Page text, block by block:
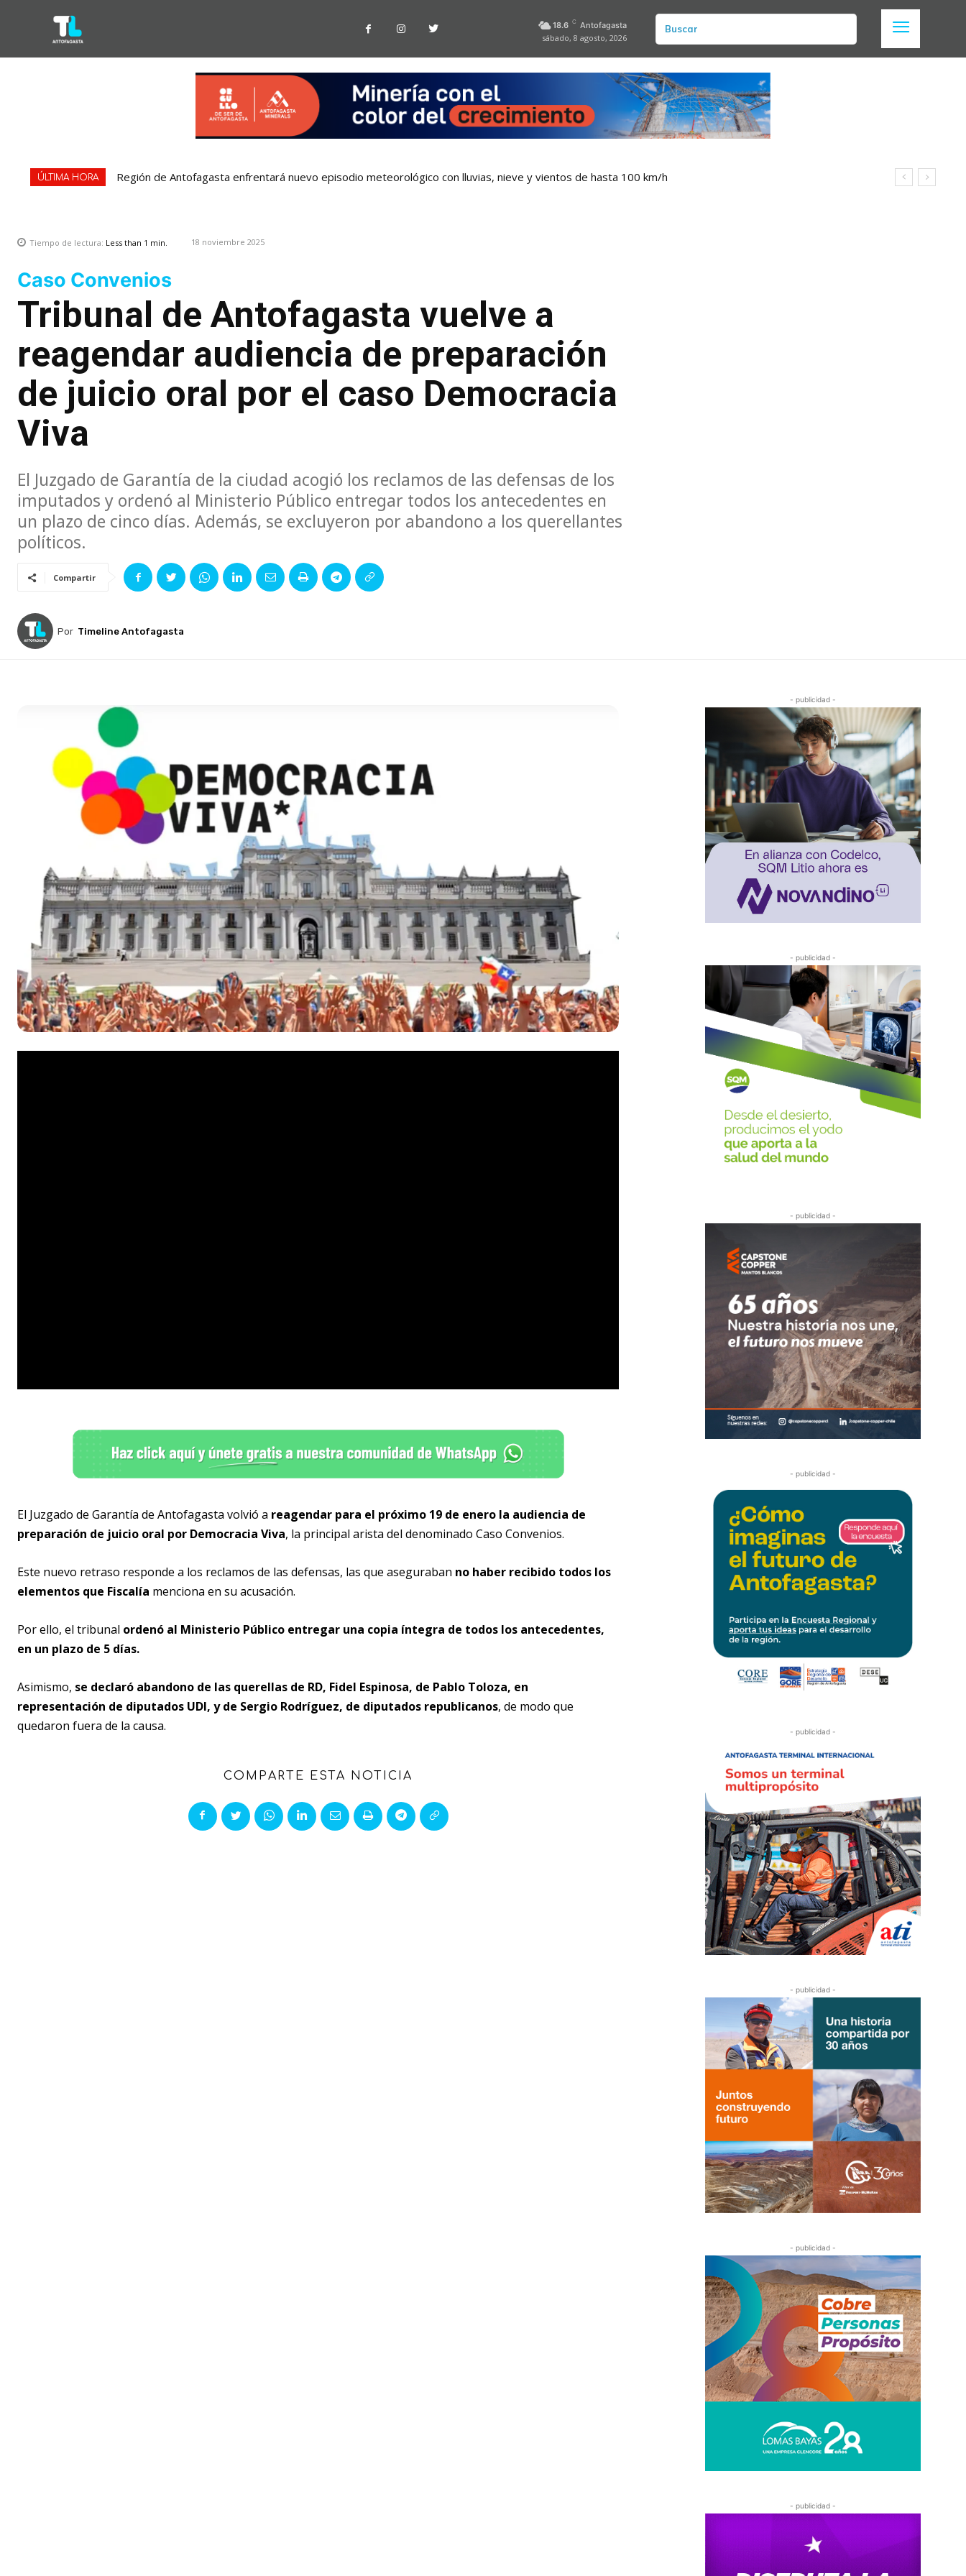
18.6 C Antofagasta
sábado, 8 agosto, 2026
Buscar
ÚLTIMA HORA Región de Antofagasta enfrentará nuevo episodio meteorológico con lluvias, nieve y vientos de hasta 100 km/h
Tiempo de lectura: Less than 1 min. 18 noviembre 2025
Caso Convenios
Tribunal de Antofagasta vuelve a
reagendar audiencia de preparación
de juicio oral por el caso Democracia
Viva
El Juzgado de Garantía de la ciudad acogió los reclamos de las defensas de los
imputados y ordenó al Ministerio Público entregar todos los antecedentes en
un plazo de cinco días. Además, se excluyeron por abandono a los querellantes
políticos.
Compartir
Por Timeline Antofagasta
El Juzgado de Garantía de Antofagasta volvió a reagendar para el próximo 19 de enero la audiencia de
preparación de juicio oral por Democracia Viva, la principal arista del denominado Caso Convenios.
Este nuevo retraso responde a los reclamos de las defensas, las que aseguraban no haber recibido todos los
elementos que Fiscalía menciona en su acusación.
Por ello, el tribunal ordenó al Ministerio Público entregar una copia íntegra de todos los antecedentes,
en un plazo de 5 días.
Asimismo, se declaró abandono de las querellas de RD, Fidel Espinosa, de Pablo Toloza, en
representación de diputados UDI, y de Sergio Rodríguez, de diputados republicanos, de modo que
quedaron fuera de la causa.
COMPARTE ESTA NOTICIA
- publicidad -
- publicidad -
- publicidad -
- publicidad -
- publicidad -
- publicidad -
- publicidad -
- publicidad -